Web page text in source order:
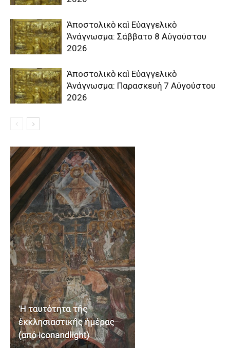
Ἀποστολικὸ καὶ Εὐαγγελικὸ
Ἀνάγνωσμα: Σάββατο 8 Αὐγούστου
2026
Ἀποστολικὸ καὶ Εὐαγγελικὸ
Ἀνάγνωσμα: Παρασκευὴ 7 Αὐγούστου
2026